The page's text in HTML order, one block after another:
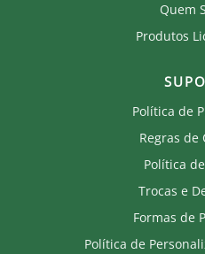
Quem
Produtos
Política de
Regras de
Política
Trocas e
Formas de
Política de